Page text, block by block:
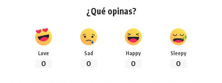
¿Qué opinas?
Love
0
Sad
0
Happy
0
Sleepy
0